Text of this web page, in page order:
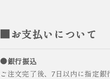
■お支払いについて
●銀行振込
ご注文完了後、7日以内に指定銀